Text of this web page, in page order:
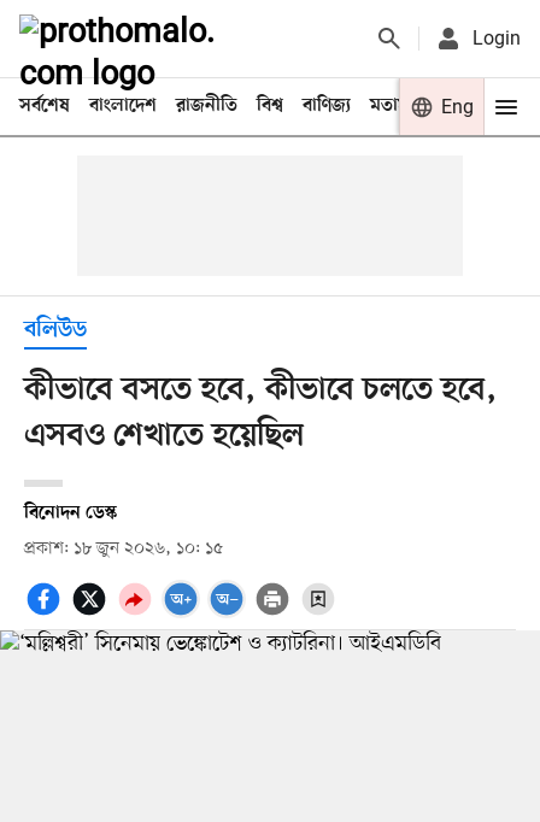
Login
সর্বশেষ বাংলাদেশ রাজনীতি বিশ্ব বাণিজ্য মতামত খেলা
Eng
বলিউড
কীভাবে বসতে হবে, কীভাবে চলতে হবে,
এসবও শেখাতে হয়েছিল
বিনোদন ডেস্ক
প্রকাশ: ১৮ জুন ২০২৬, ১০: ১৫